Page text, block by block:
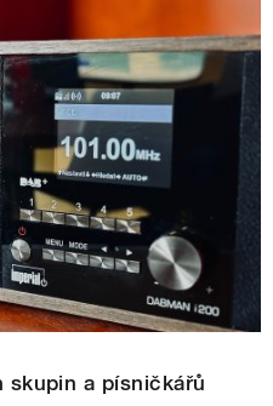
skupin a písničkářů